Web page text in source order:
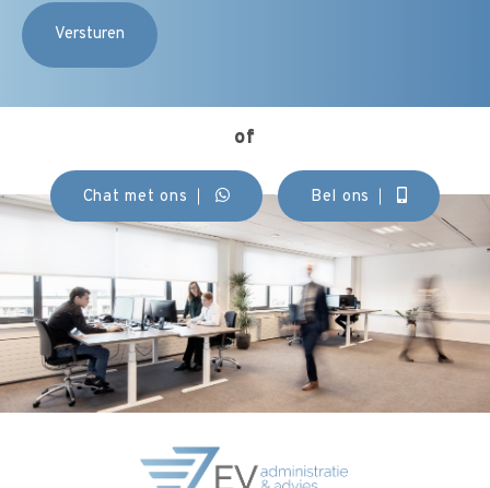
of
Chat met ons Bel ons